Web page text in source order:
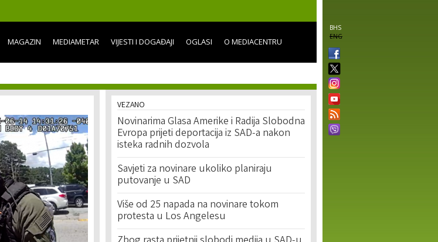
content
BHS
ENG
MAGAZIN MEDIAMETAR VIJESTI I DOGAĐAJI OGLASI O MEDIACENTRU
VEZANO
Novinarima Glasa Amerike i Radija Slobodna
Evropa prijeti deportacija iz SAD-a nakon
isteka radnih dozvola
Savjeti za novinare ukoliko planiraju
putovanje u SAD
Više od 25 napada na novinare tokom
protesta u Los Angelesu